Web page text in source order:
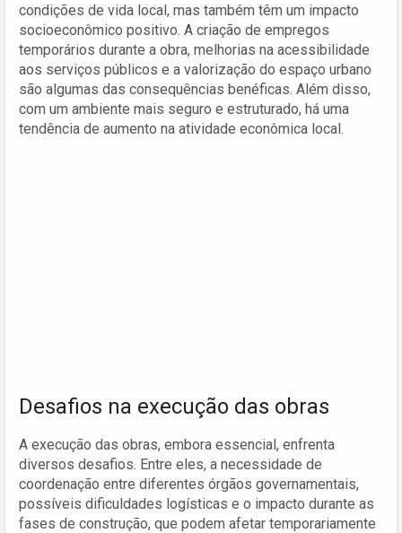
condições de vida local, mas também têm um impacto
socioeconômico positivo. A criação de empregos
temporários durante a obra, melhorias na acessibilidade
aos serviços públicos e a valorização do espaço urbano
são algumas das consequências benéficas. Além disso,
com um ambiente mais seguro e estruturado, há uma
tendência de aumento na atividade econômica local.
Desafios na execução das obras
A execução das obras, embora essencial, enfrenta
diversos desafios. Entre eles, a necessidade de
coordenação entre diferentes órgãos governamentais,
possíveis dificuldades logísticas e o impacto durante as
fases de construção, que podem afetar temporariamente